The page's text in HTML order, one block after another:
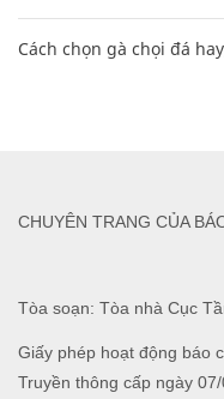
Cách chọn gà chọi đá
Tòa soạn: Tòa nhà Cục
Giấy phép hoạt động báo
Truyền thông cấp ngày 07/
CHUYÊN TRANG CỦA